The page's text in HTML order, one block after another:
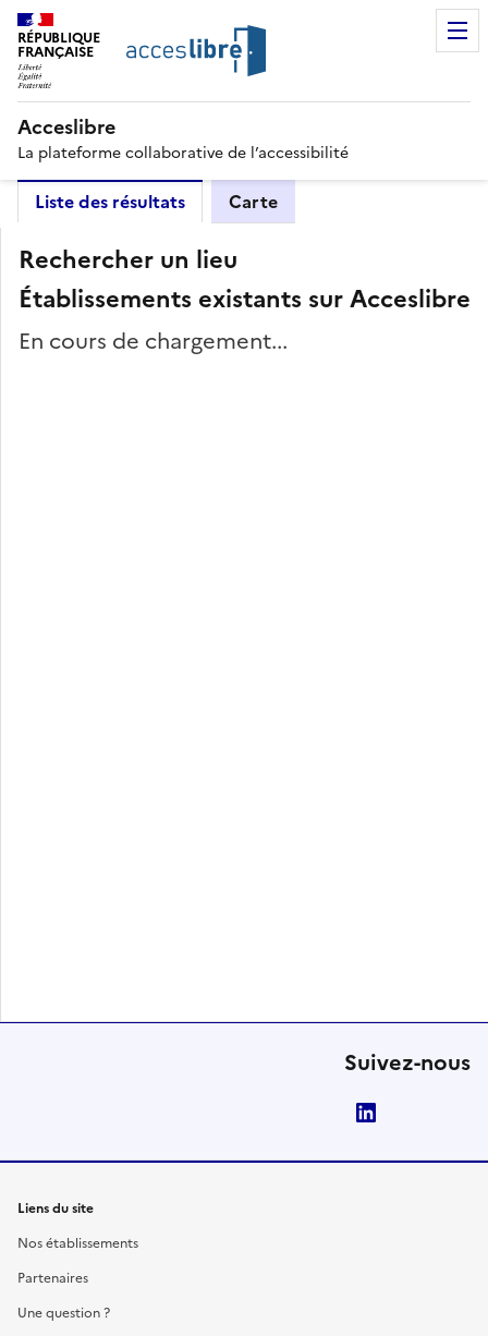
RÉPUBLIQUE
FRANÇAISE
Acceslibre
La plateforme collaborative de l’accessibilité
Liste des résultats Carte
Rechercher un lieu
Établissements existants sur Acceslibre
En cours de chargement...
Suivez-nous
Liens du site
Nos établissements
Partenaires
Une question ?